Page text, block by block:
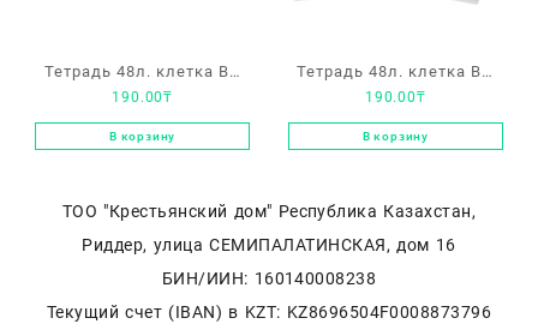
Тетрадь 48л. клетка BG
«Mystic vibes»
190.00₸
В корзину
Тетрадь 48л. клетка BG
«Summer dessert»
190.00₸
В корзину
ТОО "Крестьянский дом" Республика Казахстан,
Риддер, улица СЕМИПАЛАТИНСКАЯ, дом 16
БИН/ИИН: 160140008238
Текущий счет (IBAN) в KZT: KZ8696504F0008873796